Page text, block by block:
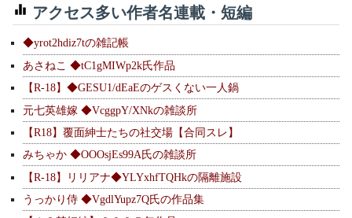
アクセス多い作者名連載・短編
◆yrot2hdiz7tの雑記帳
あさねこ ◆tC1gMIWp2k氏作品
【R-18】◆GESU1/dEaEのゲスくない一人鍋
元七英雄嫁 ◆VcggpY/XNkの雑談所
【R18】覆面紳士たちの社交場【合同スレ】
みちゃか ◆OOOsjEs99A氏の雑談所
【R-18】リリアナ◆YLYxhfTQHkの隔離施設
うっかり侍 ◆VgdlYupz7Q氏の作品集